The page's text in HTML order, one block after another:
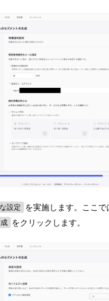
設定
を実施します。ここ
をクリックします。